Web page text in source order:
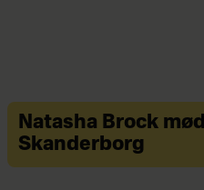
Natasha Brock
Skanderborg